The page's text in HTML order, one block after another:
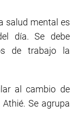
salud mental es
día. Se debe
de trabajo la
al cambio de
Se agrupa